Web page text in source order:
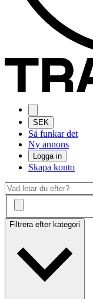
SEK
Så funkar det
Ny annons
Logga in
Skapa konto
Filtrera efter kategori